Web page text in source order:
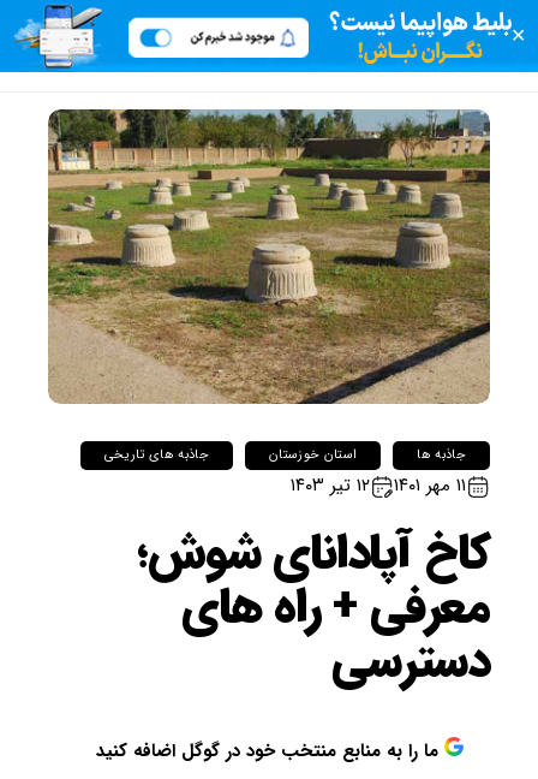
✕
جاذبه ها استان خوزستان جاذبه های تاریخی
۱۱ مهر ۱۴۰۱ ۱۲ تیر ۱۴۰۳
کاخ آپادانای شوش؛
معرفی + راه های
دسترسی
ما را به منابع منتخب خود در گوگل اضافه کنید